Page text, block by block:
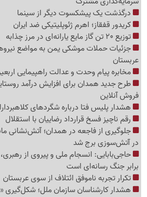
درگذشت یک پیشکسوت دیگر از سینما
کریدور قفقاز؛ اهرم ژئوپلیتیکی ضد ایران
توزیع 20 تن گاز مایع یارانه‌ای در مرز چذابه
جزئیات حملات موشکی یمن به مواضع
عربستان
مخابره پیام وحدت و عدالت راهپیمایی اربعین 1405 به
طرح جدید همدان برای افزایش درآمد
فروش آنلاین
هشدار پلیس فتا درباره شگردهای
رقم ناچیز فسخ قرارداد رضاییان با استقلال
جلوگیری از فاجعه در همدان؛ آتش‌نشانی
در آتش‌سوزی برج شد
حاجی‌بابایی: انسجام ملی و پیروی از
برابر جنگ رسانه‌ای است
تکرار تجربه ناموفق ائتلاف از سوی عربستان
هشدار کارشناسان سازمان ملل؛ شکل‌گیری